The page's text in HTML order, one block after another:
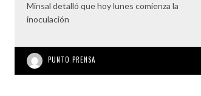
Minsal detalló que hoy lunes comienza la
inoculación
PUNTO PRENSA